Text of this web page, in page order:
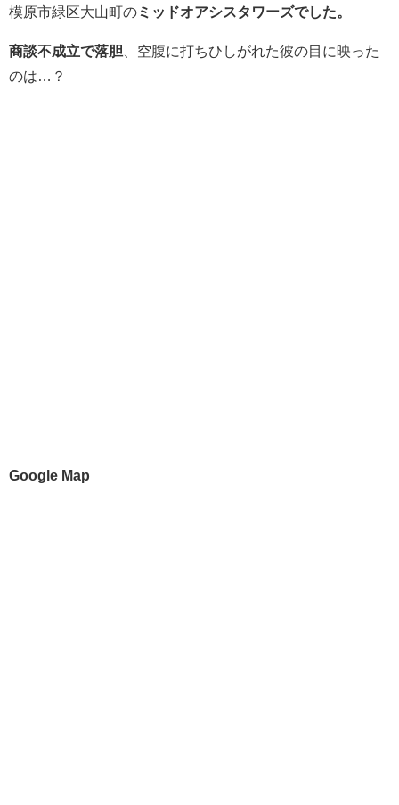
模原市緑区大山町の ミッドオアシスタワーズでした。
商談不成立で落胆 、空腹に打ちひしがれた彼の目に映った
のは…？
Google Map